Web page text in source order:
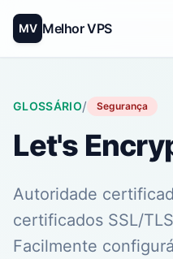
MV Melhor VPS
GLOSSÁRIO/ Segurança
Let's
Autoridade
certificados SSL/
Facilmente